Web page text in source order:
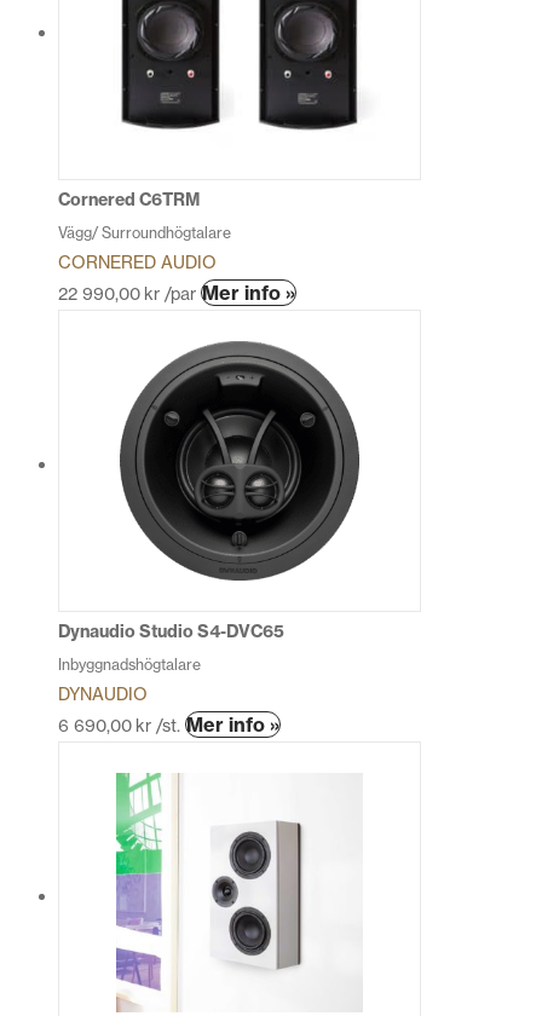
De
olika
alternativen
kan
väljas
Cornered C6TRM
Vägg/ Surroundhögtalare
CORNERED AUDIO
22 990,00 kr /par Mer info »Den
har
flera
varianter.
De
olika
alternativen
kan
väljas
Dynaudio Studio S4-DVC65
Inbyggnadshögtalare
DYNAUDIO
6 690,00 kr /st. Mer info »Den
flera
kan